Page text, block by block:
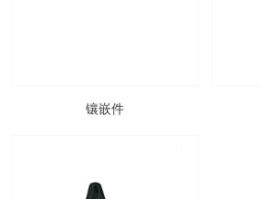
镶嵌件